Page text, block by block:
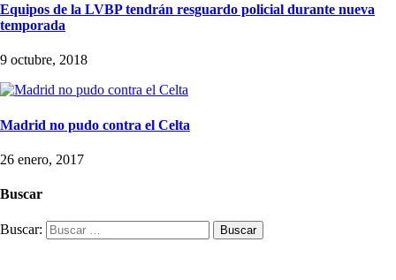
Equipos de la LVBP tendrán resguardo policial durante nueva
temporada
9 octubre, 2018
Madrid no pudo contra el Celta
26 enero, 2017
Buscar
Buscar: